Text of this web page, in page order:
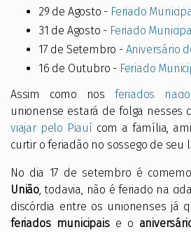
29 de Agosto - Feriado
31 de Agosto - Feriado
17 de Setembro - Aniversário
16 de Outubro - Feriado
Assim como nos feriados
unionense estará de folga nesses
viajar pelo Piauí com a família,
curtir o feriadão no sossego de seu
No dia 17 de setembro é
União , todavia, não é feriado na
discórdia entre os unionenses já
feriados municipaise o